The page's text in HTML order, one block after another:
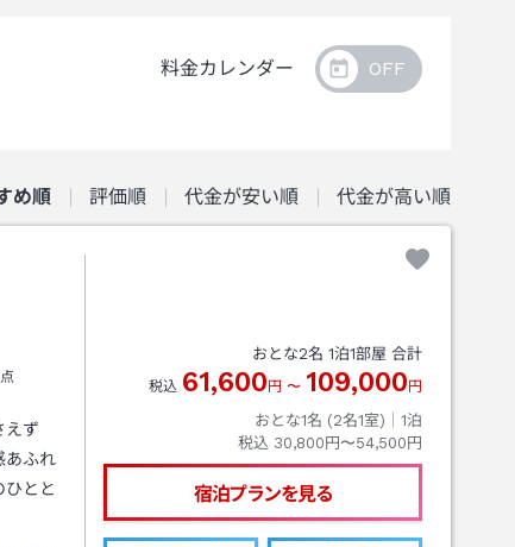
料金カレンダー
め順 評価順 代金が安い順 代金が高い順
えず
あふれ
ひとと
おとな2名 1泊1部屋 合計
税込 61,600 円 〜 109,000 円
おとな1名 (2名1室)｜ 1泊
税込 30,800円〜54,500円
宿泊プランを見る